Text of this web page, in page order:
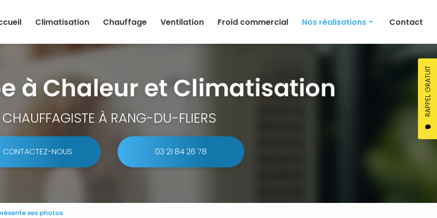
RAPPEL GRATUIT
Climatisation Chauffage Ventilation Froid commercial Nos réalisations
Climatisation
Ventilation
Contact
CHAUFFAGISTE À RANG-DU-FLIERS
CONTACTEZ-NOUS 03 21 84 26 78
ses photos